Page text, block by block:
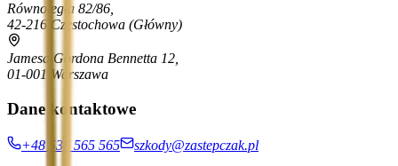
Równoległa 82/86,
42-216 Częstochowa (Główny)
Jamesa Gordona Bennetta 12,
01-001 Warszawa
Dane kontaktowe
+48 536 565 565 szkody@zastepczak.pl